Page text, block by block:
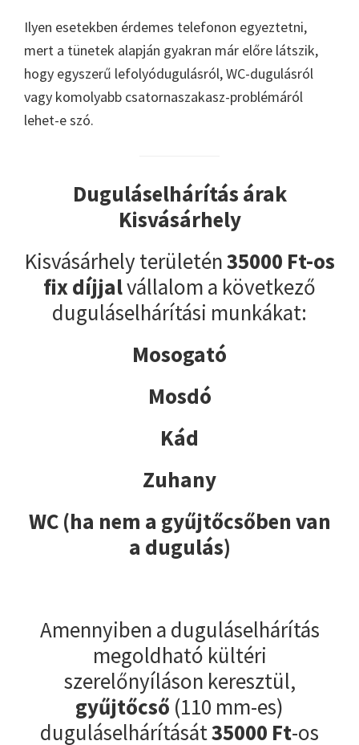
Ilyen esetekben érdemes telefonon egyeztetni,
mert a tünetek alapján gyakran már előre látszik,
hogy egyszerű lefolyódugulásról, WC-dugulásról
vagy komolyabb csatornaszakasz-problémáról
lehet-e szó.
Duguláselhárítás árak
Kisvásárhely
Kisvásárhely területén35000 Ft-os
fix díjjalvállalom a következő
duguláselhárítási munkákat:
Mosogató
Mosdó
Kád
Zuhany
WC (ha nem a gyűjtőcsőben van
a dugulás)
Amennyiben a duguláselhárítás
megoldható kültéri
szerelőnyíláson keresztül,
gyűjtőcső (110 mm-es)
duguláselhárítását35000 Ft-os